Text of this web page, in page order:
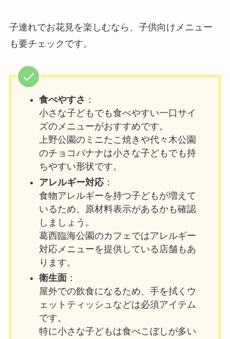
子連れでお花見を楽しむなら、子供向けメニュー
も要チェックです。
食べやすさ ：
小さな子どもでも食べやすい一口サイ
ズのメニューがおすすめです。
上野公園のミニたこ焼きや代々木公園
のチョコバナナは小さな子どもでも持
ちやすい形状です。
アレルギー対応：
食物アレルギーを持つ子どもが増えて
いるため、原材料表示があるかも確認
しましょう。
葛西臨海公園のカフェではアレルギー
対応メニューを提供している店舗もあ
ります。
衛生面 ：
屋外での飲食になるため、手を拭くウ
ェットティッシュなどは必須アイテム
です。
特に小さな子どもは食べこぼしが多い